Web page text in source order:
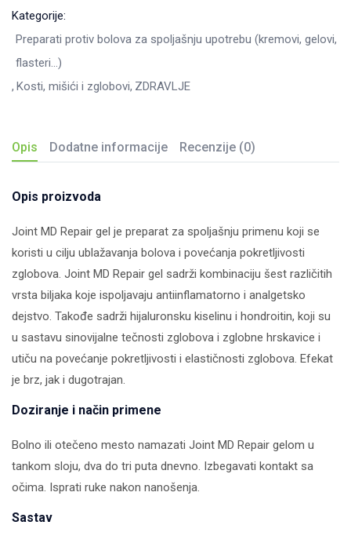
Kategorije:
Preparati protiv bolova za spoljašnju upotrebu (kremovi, gelovi,
flasteri...)
Kosti, mišići i zglobovi ZDRAVLJE
Opis Dodatne informacije Recenzije (0)
Opis proizvoda
Joint MD Repair gel je preparat za spoljašnju primenu koji se
koristi u cilju ublažavanja bolova i povećanja pokretljivosti
zglobova. Joint MD Repair gel sadrži kombinaciju šest različitih
vrsta biljaka koje ispoljavaju antiinflamatorno i analgetsko
dejstvo. Takođe sadrži hijaluronsku kiselinu i hondroitin, koji su
u sastavu sinovijalne tečnosti zglobova i zglobne hrskavice i
utiču na povećanje pokretljivosti i elastičnosti zglobova. Efekat
je brz, jak i dugotrajan.
Doziranje i način primene
Bolno ili otečeno mesto namazati Joint MD Repair gelom u
tankom sloju, dva do tri puta dnevno. Izbegavati kontakt sa
očima. Isprati ruke nakon nanošenja.
Sastav